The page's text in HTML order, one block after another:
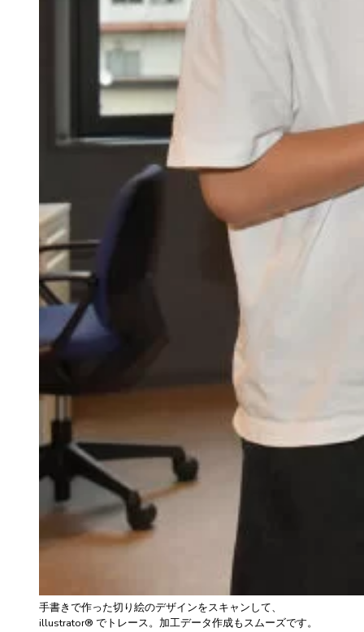
手書きで作った切り絵のデザインをスキャンして、
illustrator®︎ でトレース。加工データ作成もスムーズです。